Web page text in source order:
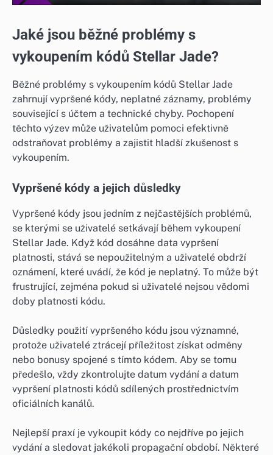
Jaké jsou běžné problémy s
vykoupením kódů Stellar Jade?
Běžné problémy s vykoupením kódů Stellar Jade
zahrnují vypršené kódy, neplatné záznamy, problémy
související s účtem a technické chyby. Pochopení
těchto výzev může uživatelům pomoci efektivně
odstraňovat problémy a zajistit hladší zkušenost s
vykoupením.
Vypršené kódy a jejich důsledky
Vypršené kódy jsou jedním z nejčastějších problémů,
se kterými se uživatelé setkávají během vykoupení
Stellar Jade. Když kód dosáhne data vypršení
platnosti, stává se nepoužitelným a uživatelé obdrží
oznámení, které uvádí, že kód je neplatný. To může být
frustrující, zejména pokud si uživatelé nejsou vědomi
doby platnosti kódu.
Důsledky použití vypršeného kódu jsou významné,
protože uživatelé ztrácejí příležitost získat odměny
nebo bonusy spojené s tímto kódem. Aby se tomu
předešlo, vždy zkontrolujte datum vydání a datum
vypršení platnosti kódů sdílených prostřednictvím
oficiálních kanálů.
Nejlepší praxí je vykoupit kódy co nejdříve po jejich
vydání a sledovat jakékoli propagační období. Některé